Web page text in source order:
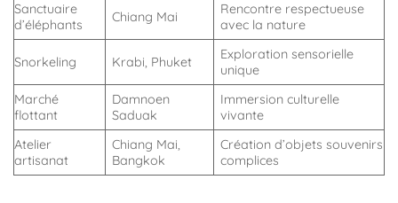
Sanctuaire
d’éléphants
Chiang Mai
Rencontre respectueuse
avec la nature
Snorkeling Krabi, Phuket
Exploration sensorielle
unique
Marché
flottant
Damnoen
Saduak
Immersion culturelle
vivante
Atelier
artisanat
Chiang Mai,
Bangkok
Création d’objets souvenirs
complices